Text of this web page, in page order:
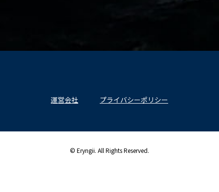
運営会社 プライバシーポリシー
© Eryngii. All Rights Reserved.